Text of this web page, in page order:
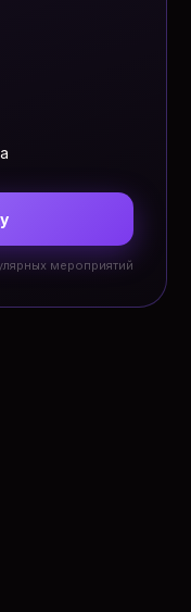
мероприятий